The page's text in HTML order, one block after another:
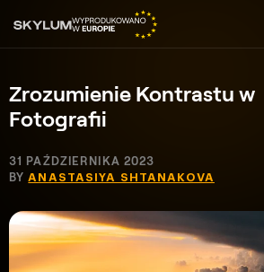
Zrozumienie Kontrastu w
Fotografii
31 PAŹDZIERNIKA 2023
BYANASTASIYA SHTANAKOVA